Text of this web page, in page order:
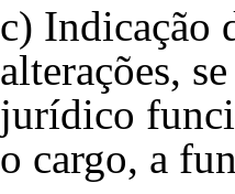
c) Indicação
alterações,
jurídico
o cargo, a